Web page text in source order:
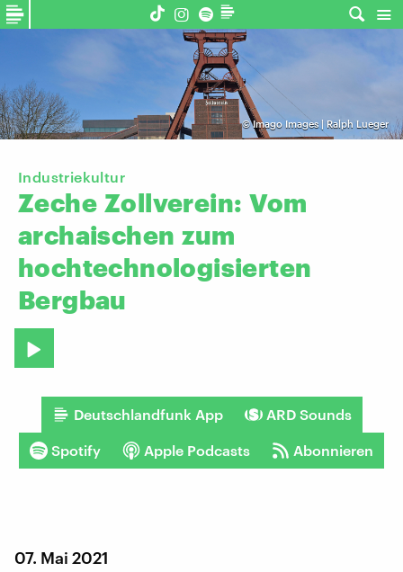
©Imago Images | Ralph Lueger
Industriekultur
Zeche Zollverein: Vom
archaischen zum
hochtechnologisierten
Bergbau
Deutschlandfunk App ARD Sounds
Spotify Apple Podcasts Abonnieren
07. Mai 2021